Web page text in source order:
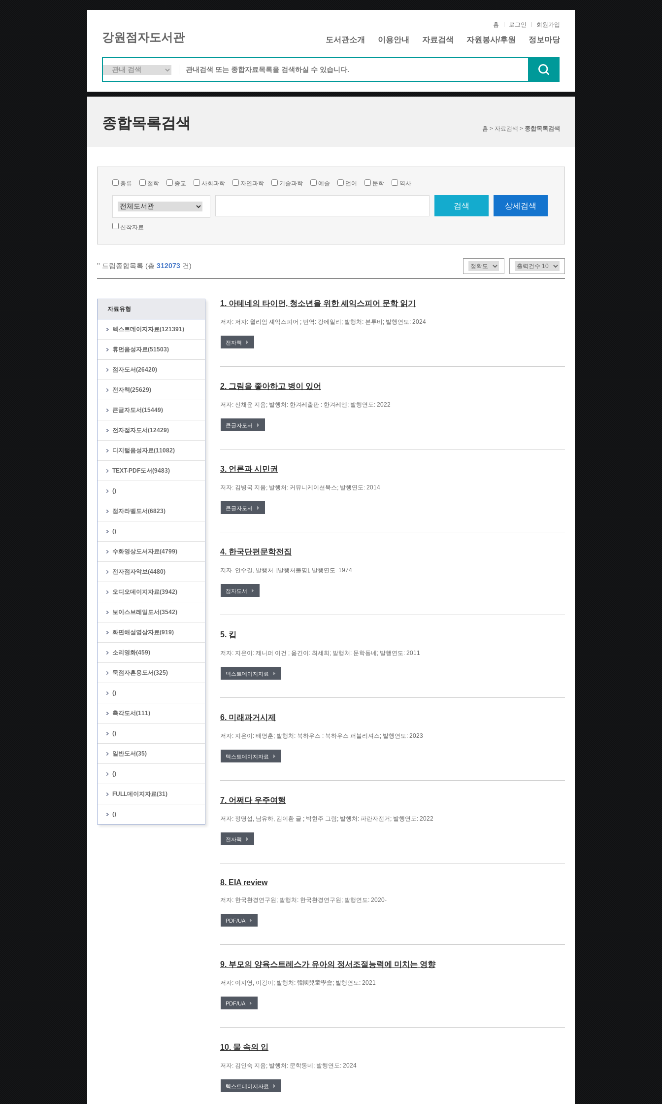
강원점자도서관
홈 로그인 회원가입
도서관소개 이용안내 자료검색 자원봉사/후원 정보마당
종합목록검색 홈 > 자료검색 > 종합목록검색
총류 철학 종교 사회과학 자연과학 기술과학 예술 언어 문학 역사
검색 상세검색
신착자료
'' 드림종합목록 (총 312073 건)
자료유형
텍스트데이지자료(121391)
휴먼음성자료(51503)
점자도서(26420)
전자책(25629)
큰글자도서(15449)
전자점자도서(12429)
디지털음성자료(11082)
TEXT-PDF도서(9483)
()
점자라벨도서(6823)
()
수화영상도서자료(4799)
전자점자악보(4480)
오디오데이지자료(3942)
보이스브레일도서(3542)
화면해설영상자료(919)
소리영화(459)
묵점자혼용도서(325)
()
촉각도서(111)
()
일반도서(35)
()
FULL데이지자료(31)
()
1. 아테네의 타이먼, 청소년을 위한 셰익스피어 문학 읽기
저자: 저자: 윌리엄 셰익스피어 ; 번역: 강에일리; 발행처: 본투비; 발행연도: 2024
전자책
2. 그림을 좋아하고 병이 있어
저자: 신채윤 지음; 발행처: 한겨레출판 : 한겨레엔; 발행연도: 2022
큰글자도서
3. 언론과 시민권
저자: 김병국 지음; 발행처: 커뮤니케이션북스; 발행연도: 2014
큰글자도서
4. 한국단편문학전집
저자: 안수길; 발행처: [발행처불명]; 발행연도: 1974
점자도서
5. 킵
저자: 지은이: 제니퍼 이건 ; 옮긴이: 최세희; 발행처: 문학동네; 발행연도: 2011
텍스트데이지자료
6. 미래과거시제
저자: 지은이: 배명훈; 발행처: 북하우스 : 북하우스 퍼블리셔스; 발행연도: 2023
텍스트데이지자료
7. 어쩌다 우주여행
저자: 정명섭, 남유하, 김이환 글 ; 박현주 그림; 발행처: 파란자전거; 발행연도: 2022
전자책
8. EIA review
저자: 한국환경연구원; 발행처: 한국환경연구원; 발행연도: 2020-
PDF/UA
9. 부모의 양육스트레스가 유아의 정서조절능력에 미치는 영향
저자: 이지영, 이강이; 발행처: 韓國兒童學會; 발행연도: 2021
PDF/UA
10. 물 속의 입
저자: 김인숙 지음; 발행처: 문학동네; 발행연도: 2024
텍스트데이지자료